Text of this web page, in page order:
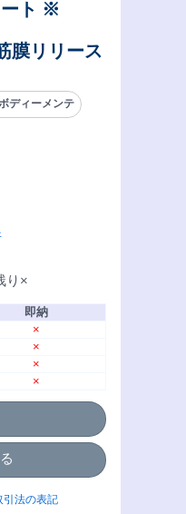
ート ※
膜リリース
ディーメンテ
り×
即納
×
×
×
×
引法の表記